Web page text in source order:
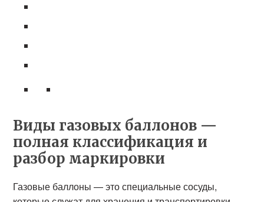
Виды газовых баллонов —
полная классификация и
разбор маркировки
Газовые баллоны — это специальные сосуды,